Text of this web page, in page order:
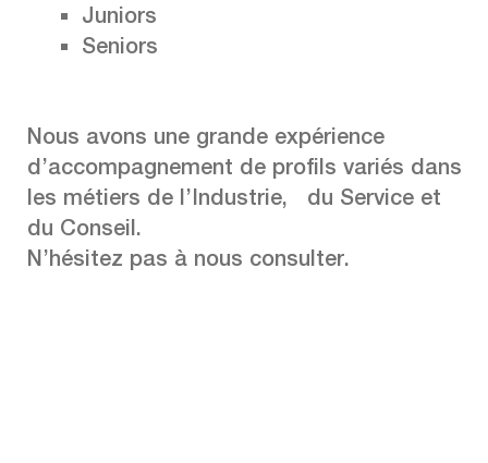
Juniors
Seniors
Nous avons une grande expérience
d’accompagnement de profils variés dans
les métiers de l’Industrie, du Service et
du Conseil.
N’hésitez pas à nous consulter.